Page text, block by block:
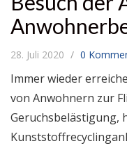
28. Juli 2020 0
Immer wieder
von Anwohnern zur
Geruchsbelästigung,